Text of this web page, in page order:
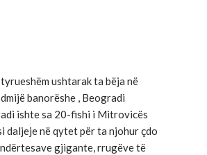
ushtarak ta bëja në
banorëshe , Beogradi
ishte sa 20-fishi i Mitrovicës
daljeje në qytet për ta njohur çdo
gjigante, rrugëve të